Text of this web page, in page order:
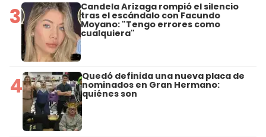
3 Candela Arizaga rompió el silencio
tras el escándalo con Facundo
Moyano: "Tengo errores como
cualquiera"
4 Quedó definida una nueva placa de
nominados en Gran Hermano:
quiénes son